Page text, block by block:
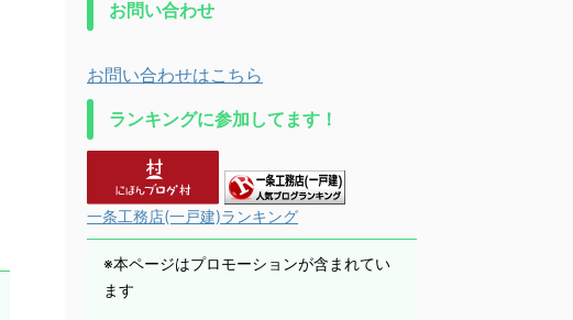
お問い合わせ
お問い合わせはこちら
ランキングに参加してます！
一条工務店(一戸建)ランキング
※本ページはプロモーションが含まれてい
ます